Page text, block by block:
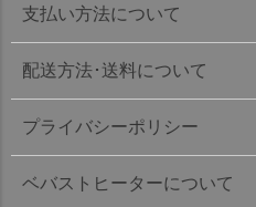
支払い方法について
配送方法･送料について
プライバシーポリシー
ベバストヒーターについて